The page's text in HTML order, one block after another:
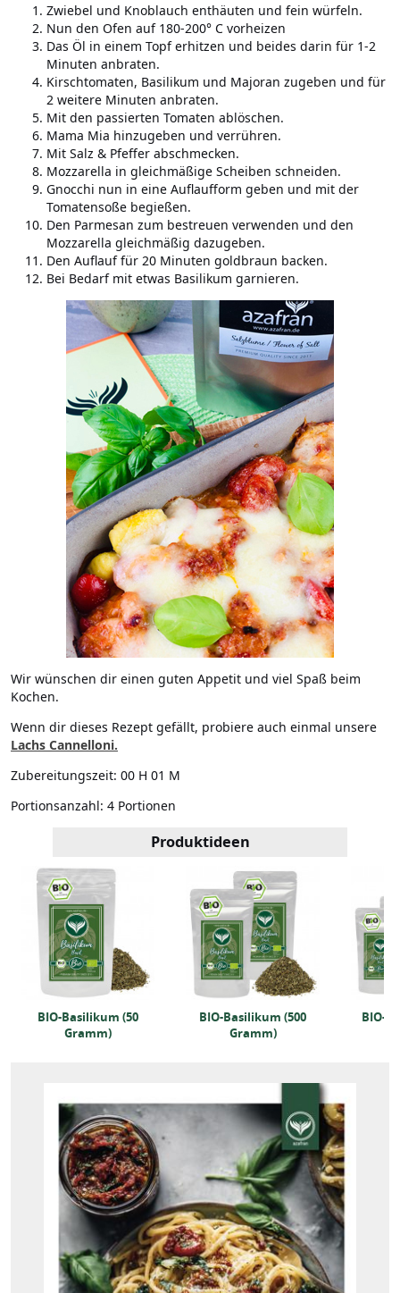
Zwiebel und Knoblauch enthäuten und fein würfeln.
Nun den Ofen auf 180-200° C vorheizen
Das Öl in einem Topf erhitzen und beides darin für 1-2
Minuten anbraten.
Kirschtomaten, Basilikum und Majoran zugeben und für
2 weitere Minuten anbraten.
Mit den passierten Tomaten ablöschen.
Mama Mia hinzugeben und verrühren.
Mit Salz & Pfeffer abschmecken.
Mozzarella in gleichmäßige Scheiben schneiden.
Gnocchi nun in eine Auflaufform geben und mit der
Tomatensoße begießen.
Den Parmesan zum bestreuen verwenden und den
Mozzarella gleichmäßig dazugeben.
Den Auflauf für 20 Minuten goldbraun backen.
Bei Bedarf mit etwas Basilikum garnieren.
Wir wünschen dir einen guten Appetit und viel Spaß beim
Kochen.
Wenn dir dieses Rezept gefällt, probiere auch einmal unsere
Lachs Cannelloni.
Zubereitungszeit: 00 H 01 M
Portionsanzahl: 4 Portionen
Produktideen
BIO-Basilikum (50
Gramm)
BIO-Basilikum (500
Gramm)
BIO-